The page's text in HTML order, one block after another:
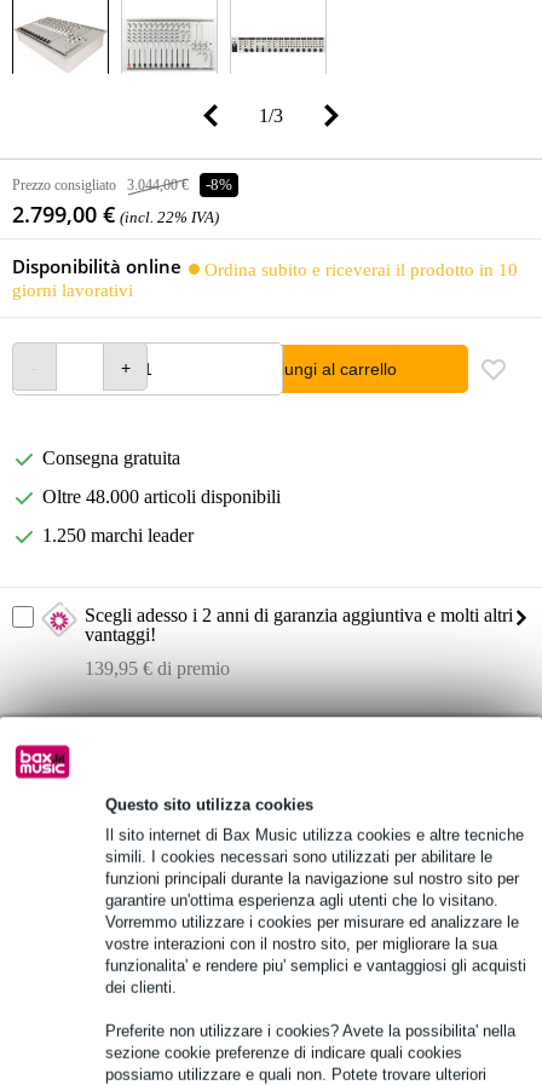
Questo sito utilizza cookies
Il sito internet di Bax Music utilizza cookies e altre tecniche
simili. I cookies necessari sono utilizzati per abilitare le
funzioni principali durante la navigazione sul nostro sito per
garantire un'ottima esperienza agli utenti che lo visitano.
Vorremmo utilizzare i cookies per misurare ed analizzare le
vostre interazioni con il nostro sito, per migliorare la sua
funzionalita' e rendere piu' semplici e vantaggiosi gli acquisti
dei clienti.
Preferite non utilizzare i cookies? Avete la possibilita' nella
sezione cookie preferenze di indicare quali cookies
possiamo utilizzare e quali non. Potete trovare ulteriori
1/3
Prezzo consigliato 3.044,00 € -8%
2.799,00 € (incl. 22% IVA)
Disponibilità online
Ordina subito e riceverai il prodotto in 10
giorni lavorativi
Aggiungi al carrello
Consegna gratuita
Oltre 48.000 articoli disponibili
1.250 marchi leader
Scegli adesso i 2 anni di garanzia aggiuntiva e molti altri
vantaggi!
139,95 € di premio
D&R Airmate-12-USB
mixer broadcast a 12 canali
pannello trasparente
Specifiche complete
Vedi anche (4)